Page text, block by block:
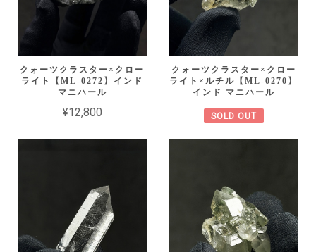
クォーツクラスター×クロー
ライト【ML-0272】インド
マニハール
¥12,800
クォーツクラスター×クロー
ライト×ルチル【ML-0270】
インド マニハール
SOLD OUT